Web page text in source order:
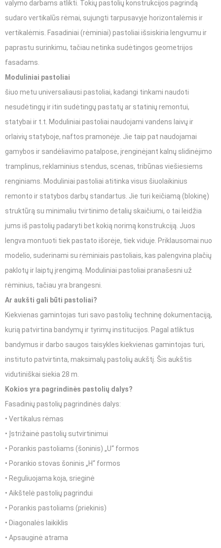
valymo darbams atlikti. Tokių pastolių konstrukcijos pagrindą
sudaro vertikalūs rėmai, sujungti tarpusavyje horizontalėmis ir
vertikalėmis. Fasadiniai (rėminiai) pastoliai išsiskiria lengvumu ir
paprastu surinkimu, tačiau netinka sudėtingos geometrijos
fasadams.
Moduliniai pastoliai
šiuo metu universaliausi pastoliai, kadangi tinkami naudoti
nesudėtingų ir itin sudėtingų pastatų ar statinių remontui,
statybai ir t.t. Moduliniai pastoliai naudojami vandens laivų ir
orlaivių statyboje, naftos pramonėje. Jie taip pat naudojamai
gamybos ir sandėliavimo patalpose, įrenginėjant kalnų slidinėjimo
tramplinus, reklaminius stendus, scenas, tribūnas viešiesiems
renginiams. Moduliniai pastoliai atitinka visus šiuolaikinius
remonto ir statybos darbų standartus. Jie turi keičiamą (blokinę)
struktūrą su minimaliu tvirtinimo detalių skaičiumi, o tai leidžia
jums iš pastolių padaryti bet kokią norimą konstrukciją. Juos
lengva montuoti tiek pastato išorėje, tiek viduje. Priklausomai nuo
modelio, suderinami su rėminiais pastoliais, kas palengvina plačių
paklotų ir laiptų įrengimą. Moduliniai pastoliai pranašesni už
rėminius, tačiau yra brangesni.
Ar aukšti gali būti pastoliai?
Kiekvienas gamintojas turi savo pastolių techninę dokumentaciją,
kurią patvirtina bandymų ir tyrimų institucijos. Pagal atliktus
bandymus ir darbo saugos taisykles kiekvienas gamintojas turi,
instituto patvirtinta, maksimalų pastolių aukštį. Šis aukštis
vidutiniškai siekia 28 m.
Kokios yra pagrindinės pastolių dalys?
Fasadinių pastolių pagrindinės dalys:
• Vertikalus rėmas
• Įstrižainė pastolių sutvirtinimui
• Porankis pastoliams (šoninis) „U“ formos
• Porankio stovas šoninis „H“ formos
• Reguliuojama koja, srieginė
• Aikštelė pastolių pagrindui
• Porankis pastoliams (priekinis)
• Diagonalės laikiklis
• Apsauginė atrama